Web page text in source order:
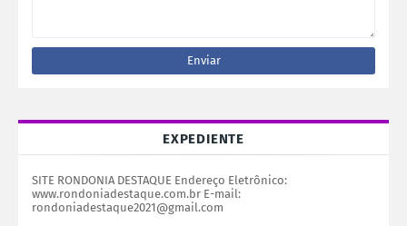
EXPEDIENTE
SITE RONDONIA DESTAQUE Endereço Eletrônico:
www.rondoniadestaque.com.br E-mail:
rondoniadestaque2021@gmail.com